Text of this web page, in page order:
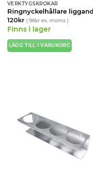
VERKTYGSKROKAR
Ringnyckelhållare
120kr ( 96krex. moms )
Finns i lager
LÄGG TILL I VARUKORG